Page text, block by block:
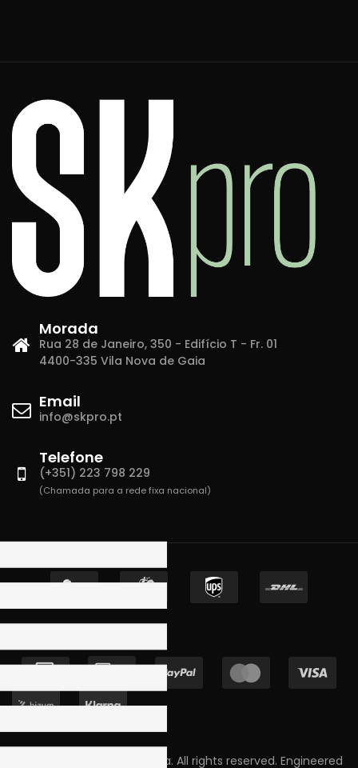
Morada
Rua 28 de Janeiro, 350 - Edifício T - Fr. 01
4400-335 Vila Nova de Gaia
Email
info@skpro.pt
Telefone
(+351) 223 798 229
(Chamada para a rede fixa nacional)
Copyright © 2023 Skpro, Lda. All rights reserved. Engineered